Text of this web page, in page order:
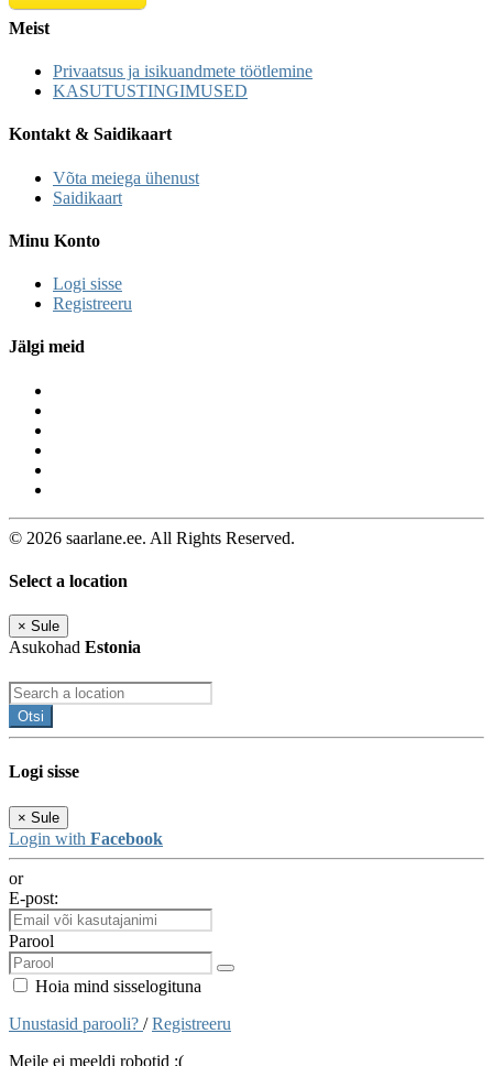
Meist
Privaatsus ja isikuandmete töötlemine
KASUTUSTINGIMUSED
Kontakt & Saidikaart
Võta meiega ühenust
Saidikaart
Minu Konto
Logi sisse
Registreeru
Jälgi meid
© 2026 saarlane.ee. All Rights Reserved.
Select a location
× Sule
Asukohad Estonia
Otsi
Logi sisse
× Sule
Login with Facebook
or
E-post:
Parool
Hoia mind sisselogituna
Unustasid parooli? /Registreeru
Meile ei meeldi robotid :(